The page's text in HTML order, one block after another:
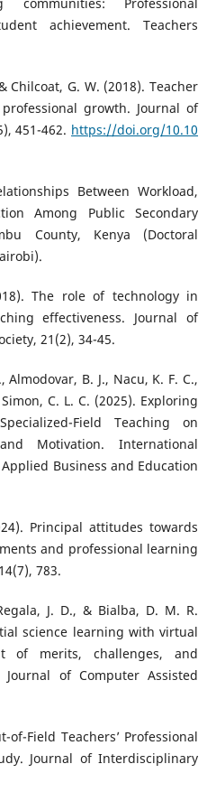
achievement. Teachers
Chilcoat, G. W. (2018). Teacher
growth. Journal of
451-462. https://doi.org/10.10
Between Workload,
Among Public Secondary
County, Kenya (Doctoral
The role of technology in
effectiveness. Journal of
21(2), 34-45.
B. J., Nacu, K. F. C.,
C. L. C. (2025). Exploring
Field Teaching on
Motivation. International
Business and Education
Principal attitudes towards
and professional learning
783.
J. D., & Bialba, D. M. R.
science learning with virtual
of merits, challenges, and
of Computer Assisted
of-Field Teachers’ Professional
Journal of Interdisciplinary